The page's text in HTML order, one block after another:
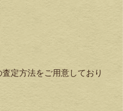
定方法をご用意しており